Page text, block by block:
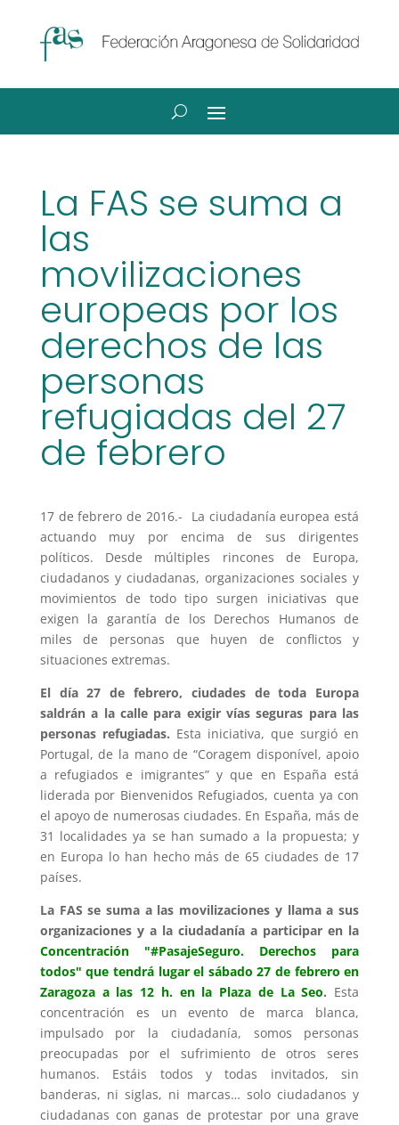
La FAS se suma a
las
movilizaciones
europeas por los
derechos de las
personas
refugiadas del 27
de febrero
17 de febrero de 2016.- La ciudadanía europea está
actuando muy por encima de sus dirigentes
políticos. Desde múltiples rincones de Europa,
ciudadanos y ciudadanas, organizaciones sociales y
movimientos de todo tipo surgen iniciativas que
exigen la garantía de los Derechos Humanos de
miles de personas que huyen de conflictos y
situaciones extremas.
El día 27 de febrero, ciudades de toda Europa
saldrán a la calle para exigir vías seguras para las
personas refugiadas. Esta iniciativa, que surgió en
Portugal, de la mano de “Coragem disponível, apoio
a refugiados e imigrantes” y que en España está
liderada por Bienvenidos Refugiados, cuenta ya con
el apoyo de numerosas ciudades. En España, más de
31 localidades ya se han sumado a la propuesta; y
en Europa lo han hecho más de 65 ciudades de 17
países.
La FAS se suma a las movilizaciones y llama a sus
organizaciones y a la ciudadanía a participar en la
Concentración "#PasajeSeguro. Derechos para
todos" que tendrá lugar el sábado 27 de febrero en
Zaragoza a las 12 h. en la Plaza de La Seo. Esta
concentración es un evento de marca blanca,
impulsado por la ciudadanía, somos personas
preocupadas por el sufrimiento de otros seres
humanos. Estáis todos y todas invitados, sin
banderas, ni siglas, ni marcas… solo ciudadanos y
ciudadanas con ganas de protestar por una grave